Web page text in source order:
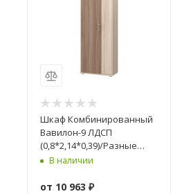
Шкаф Комбинированный
Вавилон-9 ЛДСП
(0,8*2,14*0,39)/Разные
Цвета
В наличии
от 10 963 ₽